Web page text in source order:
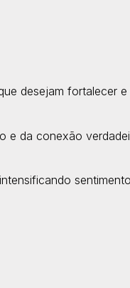
desejam fortalecer
e da conexão